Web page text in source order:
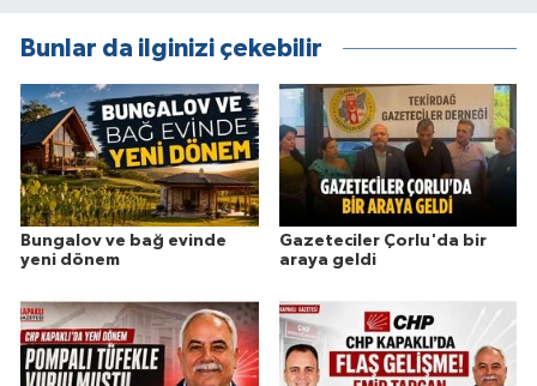
Bunlar da ilginizi çekebilir
Bungalov ve bağ evinde
yeni dönem
Gazeteciler Çorlu'da bir
araya geldi